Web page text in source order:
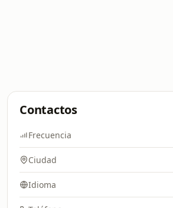
Contactos
Frecuencia
Ciudad
Idioma